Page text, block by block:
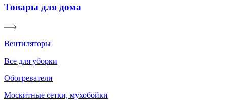
Товары для дома
Вентиляторы
Все для уборки
Обогреватели
Москитные сетки, мухобойки